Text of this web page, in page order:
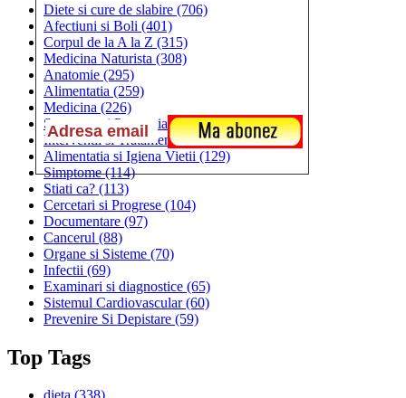
Diete si cure de slabire (706)
Afectiuni si Boli (401)
Corpul de la A la Z (315)
Medicina Naturista (308)
Anatomie (295)
Alimentatia (259)
Medicina (226)
Sanatatea si Preventia(170)
Interventii si Tratamente(167)
Alimentatia si Igiena Vietii (129)
Simptome(114)
Stiati ca? (113)
Cercetari si Progrese (104)
Documentare (97)
Cancerul (88)
Organe si Sisteme (70)
Infectii (69)
Examinari si diagnostice (65)
Sistemul Cardiovascular(60)
Prevenire Si Depistare (59)
Top Tags